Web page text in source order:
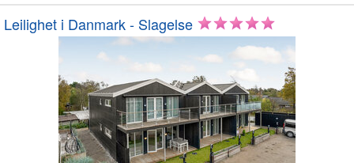
Leilighet i Danmark - Slagelse